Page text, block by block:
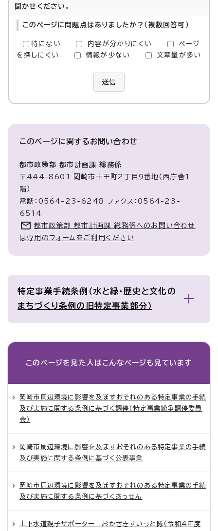
聞かせください。
このページに問題点はありましたか？（複数回答可）
特にない 内容が分かりにくい
ページ
を探しにくい
情報が少ない 文章量が多い
送信
このページに関するお問い合わせ
都市政策部 都市計画課 総務係
〒444-8601 岡崎市十王町2丁目9番地（西庁舎1
階）
電話：0564-23-6248 ファクス：0564-23-
6514
都市政策部 都市計画課 総務係へのお問い合わせ
は専用のフォームをご利用ください
特定事業手続条例（水と緑・歴史と文化の
まちづくり条例の旧特定事業部分）
このページを見た人は こんなページも見ています
岡崎市周辺環境に影響を及ぼすおそれのある特定事業の手続
及び実施に関する条例に基づく調停（特定事業紛争調停委員
会）
岡崎市周辺環境に影響を及ぼすおそれのある特定事業の手続
及び実施に関する条例に基づく公表事業
岡崎市周辺環境に影響を及ぼすおそれのある特定事業の手続
及び実施に関する条例に基づくあっせん
上下水道親子サポーター おかざきすいっと隊（令和4年度